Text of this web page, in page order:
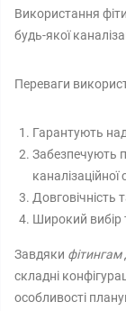
Використання
будь-якої
Переваги
Гарантують
Забезпечують
каналізаційної
Довговічність
Широкий вибір
Завдяки
складні
особливості